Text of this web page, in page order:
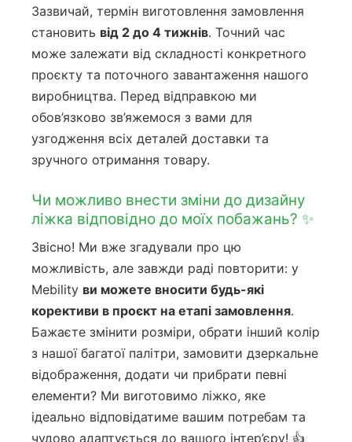
Зазвичай, термін виготовлення замовлення
становить від 2 до 4 тижнів. Точний час
може залежати від складності конкретного
проєкту та поточного завантаження нашого
виробництва. Перед відправкою ми
обов’язково зв’яжемося з вами для
узгодження всіх деталей доставки та
зручного отримання товару.
Чи можливо внести зміни до дизайну
ліжка відповідно до моїх побажань? ✨
Звісно! Ми вже згадували про цю
можливість, але завжди раді повторити: у
Mebility ви можете вносити будь-які
корективи в проєкт на етапі замовлення.
Бажаєте змінити розміри, обрати інший колір
з нашої багатої палітри, замовити дзеркальне
відображення, додати чи прибрати певні
елементи? Ми виготовимо ліжко, яке
ідеально відповідатиме вашим потребам та
чудово адаптується до вашого інтер’єру! 👍